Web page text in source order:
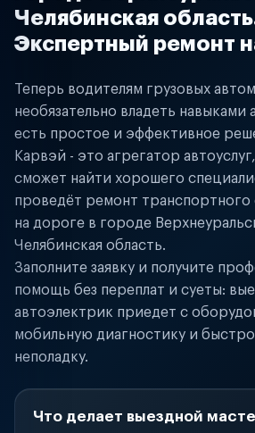
Челябинская
Экспертный ремонт
Теперь водителям грузовых
необязательно владеть навыками
есть простое и эффективное
Карвэй - это агрегатор
сможет найти хорошего
проведёт ремонт транспортного
на дороге в городе
Челябинская область.
Заполните заявку и получите
помощь без переплат и суеты:
автоэлектрик приедет с
мобильную диагностику и
неполадку.
Что делает выездной